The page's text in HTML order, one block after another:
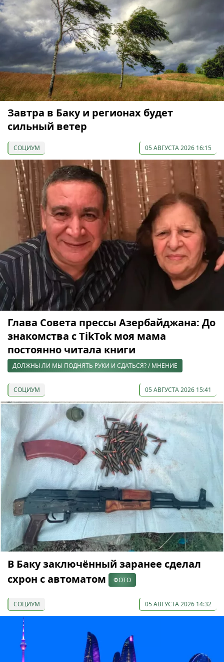
Завтра в Баку и регионах будет
сильный ветер
СОЦИУМ 05 АВГУСТА 2026 16:15
Глава Совета прессы Азербайджана: До
знакомства с TikTok моя мама
постоянно читала книги
ДОЛЖНЫ ЛИ МЫ ПОДНЯТЬ РУКИ И СДАТЬСЯ? / МНЕНИЕ
СОЦИУМ 05 АВГУСТА 2026 15:41
В Баку заключённый заранее сделал
схрон с автоматом
ФОТО
СОЦИУМ 05 АВГУСТА 2026 14:32